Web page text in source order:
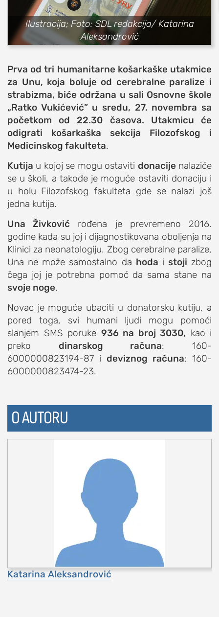
sport
fudbal
košarka
rukomet
e-sport
ostali sportovi
zabava
muzika
putovanja
studenti
organizacije
konkursi
fakulteti
studentski život
zdravlje
it
kolumna
sdl podkast
STUDENTSKI DNEVNI LIST
o nama
impresum
Ilustracija; Foto: SDL redakcija/ Katarina
Aleksandrović
Prva od tri humanitarne košarkaške utakmice
za Unu, koja boluje od cerebralne paralize i
strabizma, biće održana u sali Osnovne škole
„Ratko Vukićević” u sredu, 27. novembra sa
početkom od 22.30 časova. Utakmicu će
odigrati košarkaška sekcija Filozofskog i
Medicinskog fakulteta.
Kutija u kojoj se mogu ostaviti donacije nalaziće
se u školi, a takođe je moguće ostaviti donaciju i
u holu Filozofskog fakulteta gde se nalazi još
jedna kutija.
Una Živković rođena je prevremeno 2016.
godine kada su joj i dijagnostikovana oboljenja na
Klinici za neonatologiju. Zbog cerebralne paralize,
Una ne može samostalno da hoda i stoji zbog
čega joj je potrebna pomoć da sama stane na
svoje noge.
Novac je moguće ubaciti u donatorsku kutiju, a
pored toga, svi humani ljudi mogu pomoći
slanjem SMS poruke 936 na broj 3030, kao i
preko dinarskog računa: 160-
6000000823194-87 i deviznog računa: 160-
6000000823474-23.
O AUTORU
Katarina Aleksandrović